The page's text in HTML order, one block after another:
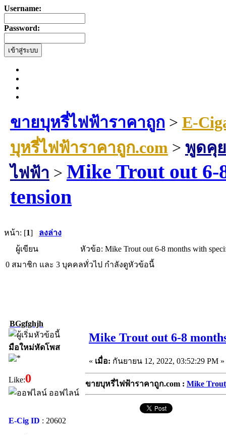
Username:
Password:
ขายบุหรี่ไฟฟ้าราคาถูก > E-
บุหรี่ไฟฟ้าราคาถูก.com> พูดคุ
ไฟฟ้า > Mike Trout out 6-
tension
หน้า: [1] ลงล่าง
ผู้เขียน
หัวข้อ: Mike Trout out 6-8 months with
0 สมาชิก และ 3 บุคคลทั่วไป กำลังดูหัวข้อนี้
BGgfghjh
มือใหม่หัดโพส
Like:0
ออฟไลน์
E-Cig ID : 20602
Mike Trout out 6-8
« เมื่อ: กันยายน 12, 2022, 03:52:29 PM »
ขายบุหรี่ไฟฟ้าราคาถูก.com : Mike Trout